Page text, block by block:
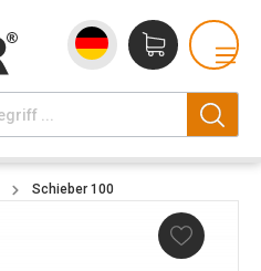
Schieber 100